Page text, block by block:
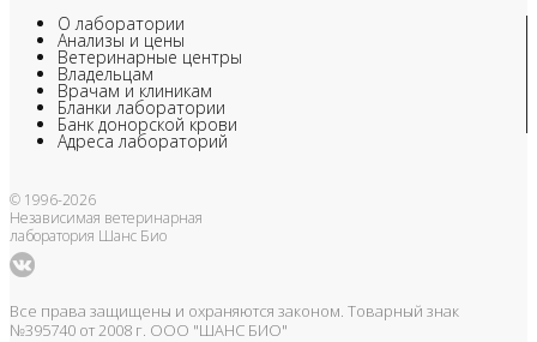
О лаборатории
Анализы и цены
Ветеринарные центры
Владельцам
Врачам и клиникам
Бланки лаборатории
Банк донорской крови
Адреса лабораторий
© 1996-2026
Независимая ветеринарная
лаборатория Шанс Био
Все права защищены и охраняются законом. Товарный знак
№395740 от 2008 г. ООО "ШАНС БИО"